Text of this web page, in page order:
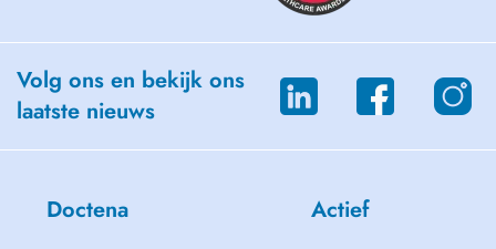
Volg ons en bekijk ons
laatste nieuws
Doctena Actief